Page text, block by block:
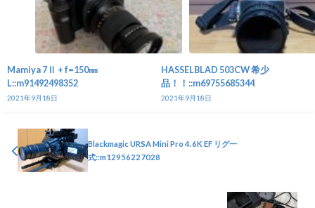
Mamiya 7Ⅱ + f=150㎜
L::m91492498352
2021年9月18日
HASSELBLAD 503CW 希少
品！！::m69755685344
2021年9月18日
Blackmagic URSA Mini Pro 4.6K EF リグ一
式::m12956227028